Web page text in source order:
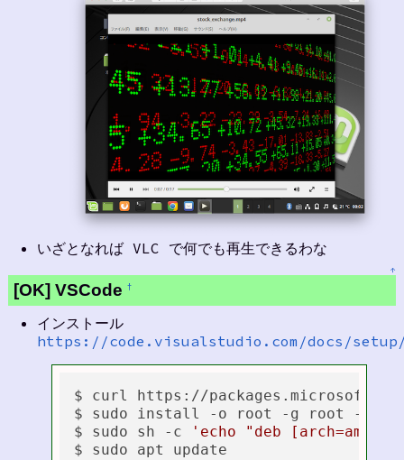
いざとなれば VLC で何でも再生できるわな
↑
[OK] VSCode †
インストール
https://code.visualstudio.com/docs/
$ curl https://
$ sudo install -o root -g root -m
$ sudo sh -c
'echo "deb
$ sudo apt update